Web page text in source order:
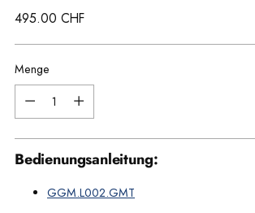
Regulärer
495.00 CHF
Menge
Bedienungsanleitung:
GGM.L002.GMT